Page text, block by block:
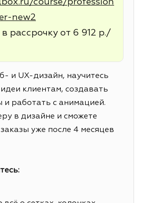
course/profession
new2
рассрочку от 6 912 р./
и UX-дизайн, научитесь
клиентам, создавать
и работать с анимацией.
в дизайне и сможете
уже после 4 месяцев